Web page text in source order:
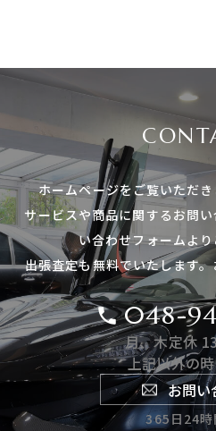
ホームページをご覧いただき
サービスや商品に関する お問
い合わせフォームより
出張査定も無料でいたします。
048-
月、木定休
上記以外の
お問い
365日24